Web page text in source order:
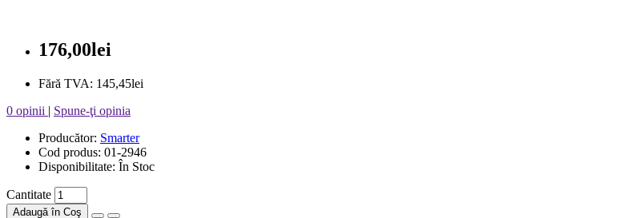
176,00lei
Fără TVA: 145,45lei
0 opinii | Spune-ţi opinia
Producător: Smarter
Cod produs: 01-2946
Disponibilitate: În Stoc
Cantitate
Adaugă în Coş